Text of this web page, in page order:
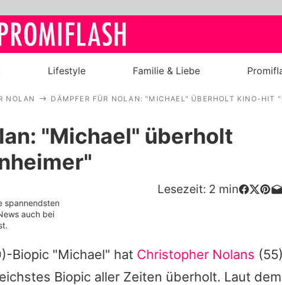
Royals
Stars
Filme & Serien
Familie & Liebe
Alle Themen auf Promiflash
Lifestyle Familie & Liebe
NOLAN DÄMPFER FÜR NOLAN: "MICHAEL" ÜBERHOLT KINO-HIT
"Michael" überholt
Lesezeit: 2 min
spannendsten
auch bei
Biopic "Michael" hat Christopher Nolans (55)
Biopic aller Zeiten überholt. Laut dem